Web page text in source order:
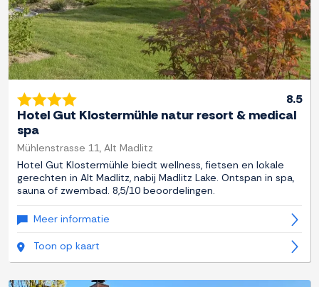
8.5
Hotel Gut Klostermühle natur resort & medical
spa
Mühlenstrasse 11, Alt Madlitz
Hotel Gut Klostermühle biedt wellness, fietsen en lokale
gerechten in Alt Madlitz, nabij Madlitz Lake. Ontspan in spa,
sauna of zwembad. 8,5/10 beoordelingen.
Meer informatie
Toon op kaart